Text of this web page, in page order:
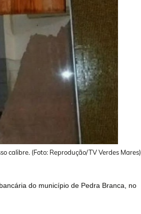
calibre. (Foto: Reprodução/TV Verdes Mares)
do município de Pedra Branca, no